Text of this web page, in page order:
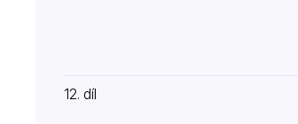
12. díl